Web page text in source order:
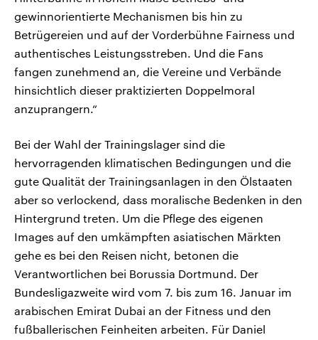
gewinnorientierte Mechanismen bis hin zu
Betrügereien und auf der Vorderbühne Fairness und
authentisches Leistungsstreben. Und die Fans
fangen zunehmend an, die Vereine und Verbände
hinsichtlich dieser praktizierten Doppelmoral
anzuprangern.“
Bei der Wahl der Trainingslager sind die
hervorragenden klimatischen Bedingungen und die
gute Qualität der Trainingsanlagen in den Ölstaaten
aber so verlockend, dass moralische Bedenken in den
Hintergrund treten. Um die Pflege des eigenen
Images auf den umkämpften asiatischen Märkten
gehe es bei den Reisen nicht, betonen die
Verantwortlichen bei Borussia Dortmund. Der
Bundesligazweite wird vom 7. bis zum 16. Januar im
arabischen Emirat Dubai an der Fitness und den
fußballerischen Feinheiten arbeiten. Für Daniel